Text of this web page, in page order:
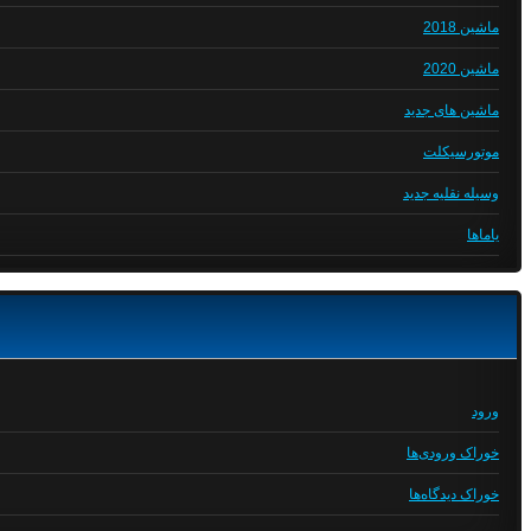
ماشین 2018
ماشین 2020
ماشین های جدید
موتورسیکلت
وسیله نقلیه جدید
یاماها
ورود
خوراک ورودی‌ها
خوراک دیدگاه‌ها